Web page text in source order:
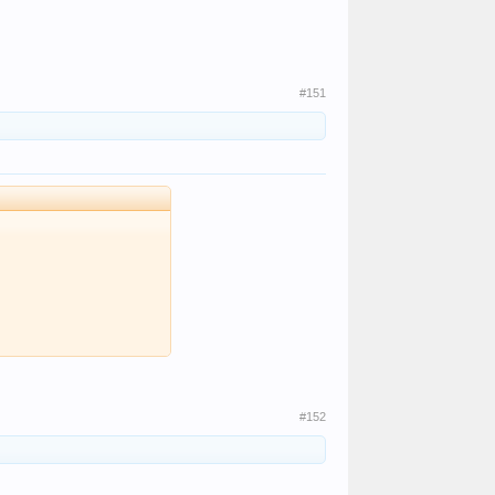
#151
#152